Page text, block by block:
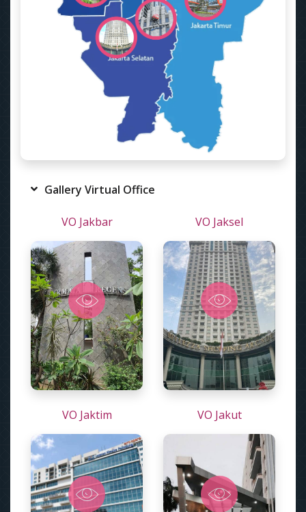
Gallery Virtual Office
VO Jakbar VO Jaksel
VO Jaktim VO Jakut